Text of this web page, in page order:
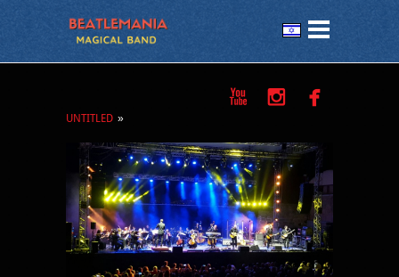



UNTITLED »